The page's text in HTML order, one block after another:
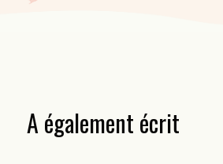
A également écrit